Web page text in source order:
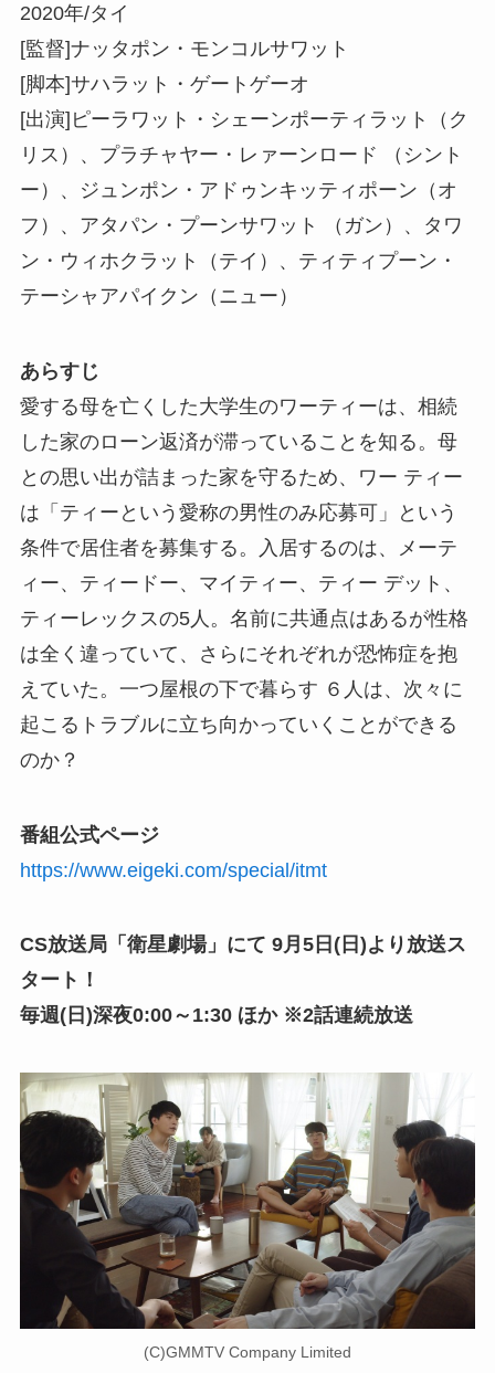
2020年/タイ
[監督]ナッタポン・モンコルサワット
[脚本]サハラット・ゲートゲーオ
[出演]ピーラワット・シェーンポーティラット（ク
リス）、プラチャヤー・レァーンロード （シント
ー）、ジュンポン・アドゥンキッティポーン（オ
フ）、アタパン・プーンサワット （ガン）、タワ
ン・ウィホクラット（テイ）、ティティプーン・
テーシャアパイクン（ニュー）
あらすじ
愛する母を亡くした大学生のワーティーは、相続
した家のローン返済が滞っていることを知る。母
との思い出が詰まった家を守るため、ワー ティー
は「ティーという愛称の男性のみ応募可」という
条件で居住者を募集する。入居するのは、メーテ
ィー、ティードー、マイティー、ティー デット、
ティーレックスの5人。名前に共通点はあるが性格
は全く違っていて、さらにそれぞれが恐怖症を抱
えていた。一つ屋根の下で暮らす ６人は、次々に
起こるトラブルに立ち向かっていくことができる
のか？
番組公式ページ
https://www.eigeki.com/special/itmt
CS放送局「衛星劇場」にて 9月5日(日)より放送ス
タート！
毎週(日)深夜0:00～1:30 ほか ※2話連続放送
(C)GMMTV Company Limited